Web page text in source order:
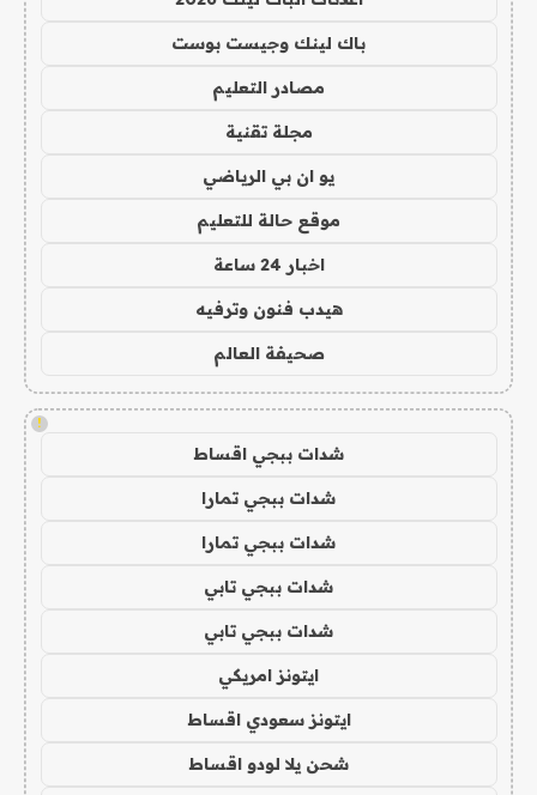
باك لينك وجيست بوست
مصادر التعليم
مجلة تقنية
يو ان بي الرياضي
موقع حالة للتعليم
اخبار 24 ساعة
هيدب فنون وترفيه
صحيفة العالم
!
شدات ببجي اقساط
شدات ببجي تمارا
شدات ببجي تمارا
شدات ببجي تابي
شدات ببجي تابي
ايتونز امريكي
ايتونز سعودي اقساط
شحن يلا لودو اقساط